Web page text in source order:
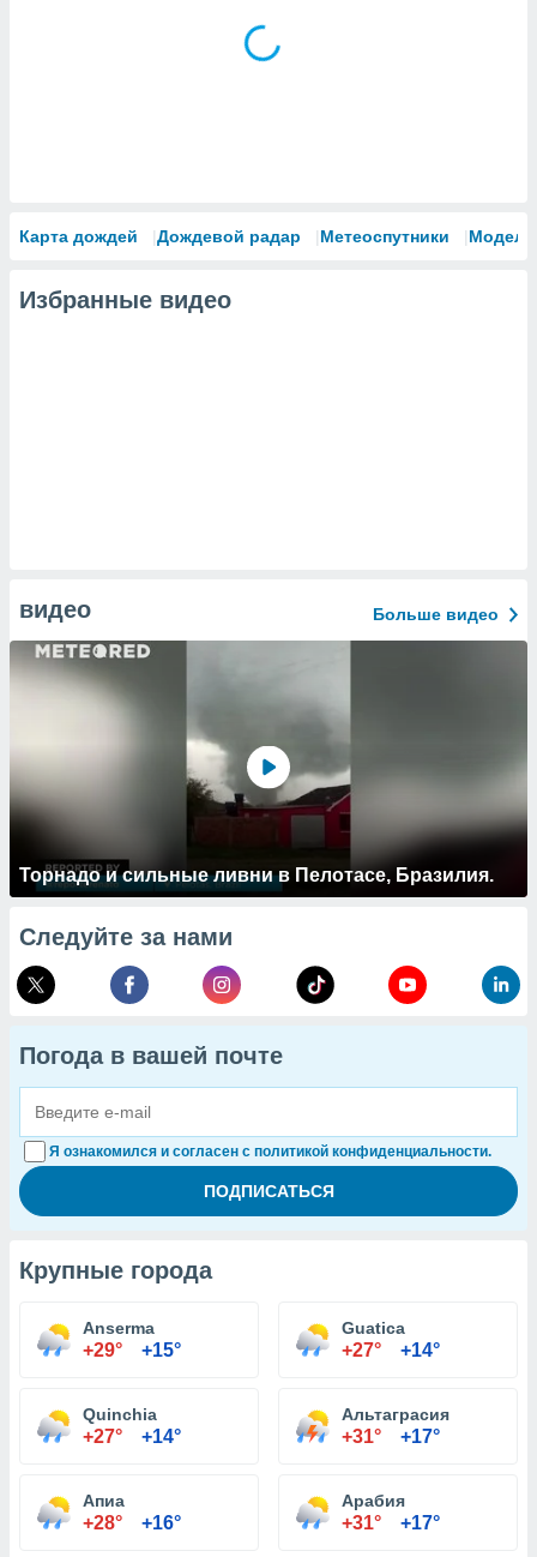
Карта дождей Дождевой радар Метеоспутники Модели
Избранные видео
видео Больше видео
Торнадо и сильные ливни в Пелотасе, Бразилия.
Следуйте за нами
Погода в вашей почте
Я ознакомился и согласен с политикой конфиденциальности.
Крупные города
Anserma
+29° +15°
Guatica
+27° +14°
Quinchia
+27° +14°
Альтаграсия
+31° +17°
Апиа
+28° +16°
Арабия
+31° +17°